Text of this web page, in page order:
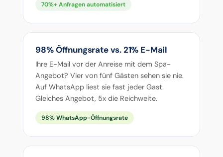
70%+ Anfragen automatisiert
98% Öffnungsrate vs. 21% E-Mail
Ihre E-Mail vor der Anreise mit dem Spa-
Angebot? Vier von fünf Gästen sehen sie nie.
Auf WhatsApp liest sie fast jeder Gast.
Gleiches Angebot, 5x die Reichweite.
98% WhatsApp-Öffnungsrate